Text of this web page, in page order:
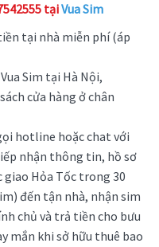
tạiVua Sim
tại nhà miễn phí (áp
Sim tại Hà Nội,
cửa hàng ở chân
hotline hoặc chat với
nhận thông tin, hồ sơ
giao Hỏa Tốc trong 30
đến tận nhà, nhận sim
chủ và trả tiền cho bưu
mắn khi sở hữu thuê bao